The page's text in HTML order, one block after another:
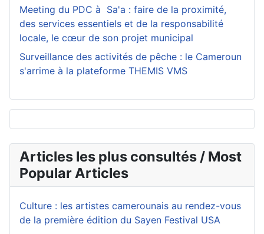
Meeting du PDC à Sa'a : faire de la proximité,
des services essentiels et de la responsabilité
locale, le cœur de son projet municipal
Surveillance des activités de pêche : le Cameroun
s'arrime à la plateforme THEMIS VMS
Articles les plus consultés / Most
Popular Articles
Culture : les artistes camerounais au rendez-vous
de la première édition du Sayen Festival USA